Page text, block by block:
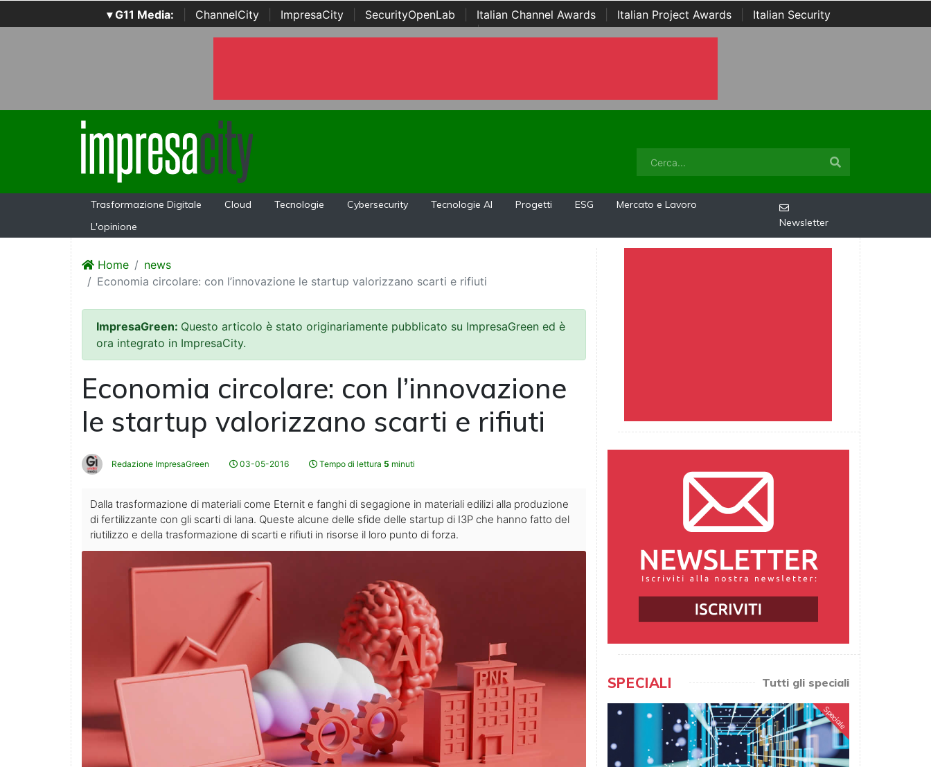
▾ G11 Media: ChannelCity ImpresaCity SecurityOpenLab Italian Channel Awards Italian Project Awards
Italian Security
Awards | ...
Trasformazione Digitale Cloud Tecnologie Cybersecurity Tecnologie AI Progetti ESG
Mercato e Lavoro
L'opinione
Newsletter
Home
news
Economia circolare: con l’innovazione le startup valorizzano scarti e rifiuti
ImpresaGreen: Questo articolo è stato originariamente pubblicato su ImpresaGreen ed è
ora integrato in ImpresaCity.
Economia circolare: con l’innovazione
le startup valorizzano scarti e rifiuti
Redazione ImpresaGreen 03-05-2016 Tempo di lettura 5 minuti
Dalla trasformazione di materiali come Eternit e fanghi di segagione in materiali edilizi alla produzione
di fertilizzante con gli scarti di lana. Queste alcune delle sfide delle startup di I3P che hanno fatto del
riutilizzo e della trasformazione di scarti e rifiuti in risorse il loro punto di forza.
SPECIALI Tutti gli speciali
Speciale